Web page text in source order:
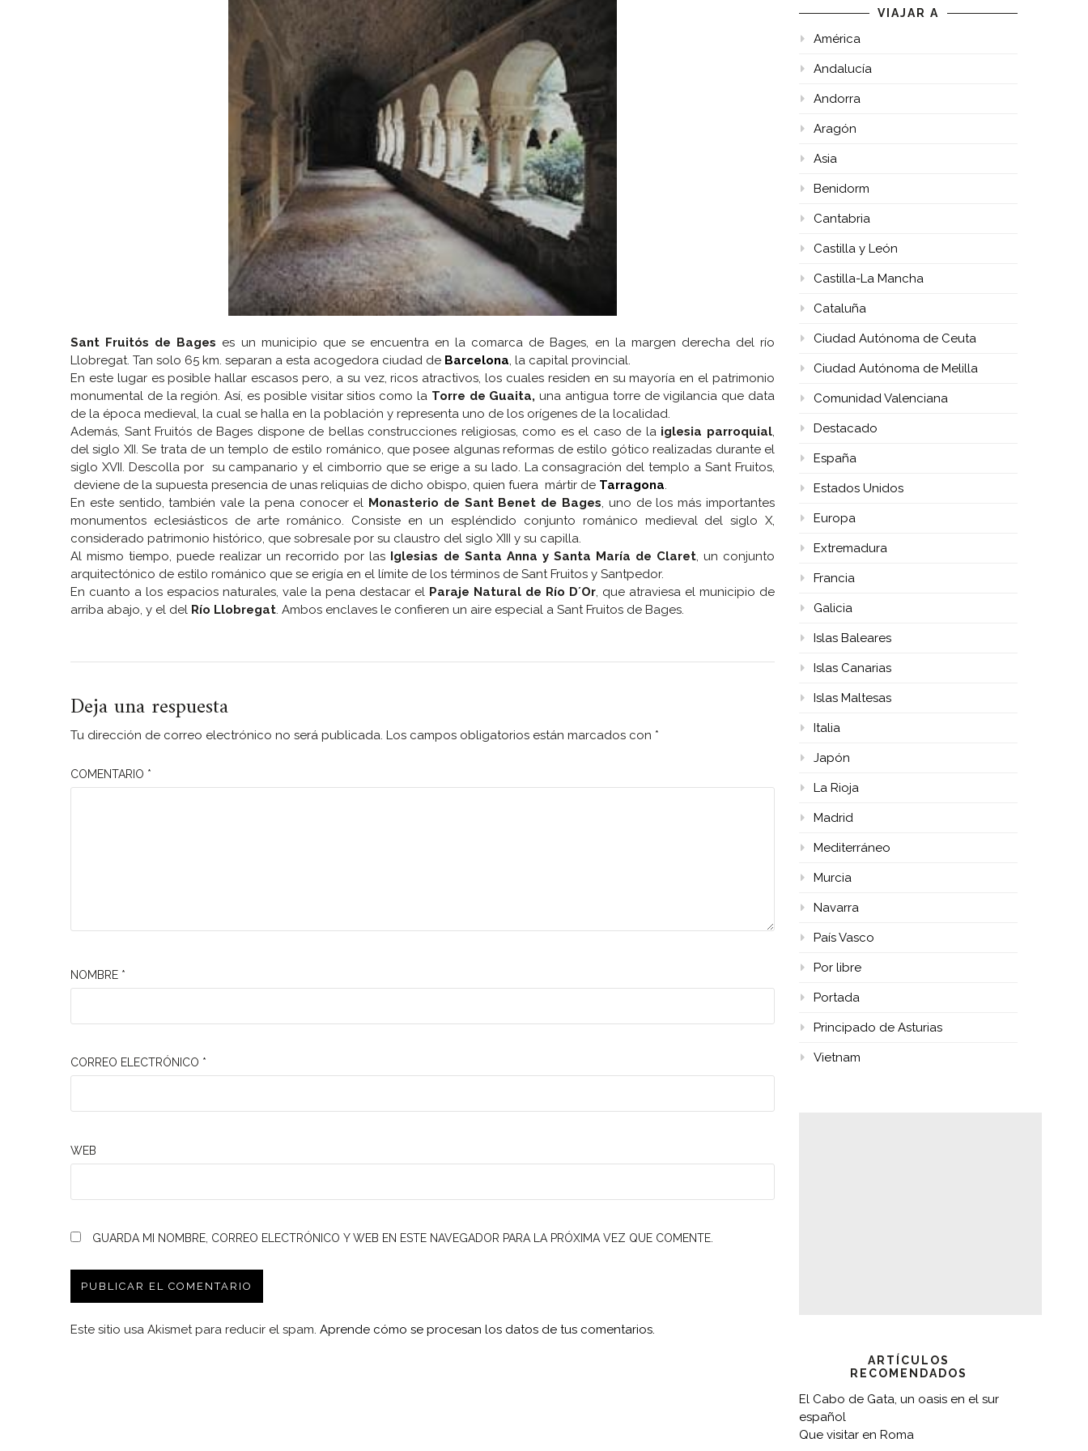
Sant Fruitós de Bages es un municipio que se encuentra en la comarca de Bages, en la margen derecha del río
Llobregat. Tan solo 65 km. separan a esta acogedora ciudad de Barcelona, la capital provincial.
En este lugar es posible hallar escasos pero, a su vez, ricos atractivos, los cuales residen en su mayoría en el patrimonio
monumental de la región. Así, es posible visitar sitios como la Torre de Guaita, una antigua torre de vigilancia que data
de la época medieval, la cual se halla en la población y representa uno de los orígenes de la localidad.
Además, Sant Fruitós de Bages dispone de bellas construcciones religiosas, como es el caso de la iglesia parroquial,
del siglo XII. Se trata de un templo de estilo románico, que posee algunas reformas de estilo gótico realizadas durante el
siglo XVII. Descolla por su campanario y el cimborrio que se erige a su lado. La consagración del templo a Sant Fruitos,
deviene de la supuesta presencia de unas reliquias de dicho obispo, quien fuera mártir de Tarragona.
En este sentido, también vale la pena conocer el Monasterio de Sant Benet de Bages, uno de los más importantes
monumentos eclesiásticos de arte románico. Consiste en un espléndido conjunto románico medieval del siglo X,
considerado patrimonio histórico, que sobresale por su claustro del siglo XIII y su capilla.
Al mismo tiempo, puede realizar un recorrido por las Iglesias de Santa Anna y Santa María de Claret, un conjunto
arquitectónico de estilo románico que se erigía en el límite de los términos de Sant Fruitos y Santpedor.
En cuanto a los espacios naturales, vale la pena destacar el Paraje Natural de Río D´Or, que atraviesa el municipio de
arriba abajo, y el del Río Llobregat. Ambos enclaves le confieren un aire especial a Sant Fruitos de Bages.
Deja una respuesta
Tu dirección de correo electrónico no será publicada. Los campos obligatorios están marcados con *
COMENTARIO *
NOMBRE *
CORREO ELECTRÓNICO *
WEB
GUARDA MI NOMBRE, CORREO ELECTRÓNICO Y WEB EN ESTE NAVEGADOR PARA LA PRÓXIMA VEZ QUE COMENTE.
Este sitio usa Akismet para reducir el spam. Aprende cómo se procesan los datos de tus comentarios.
VIAJAR A
América
Andalucía
Andorra
Aragón
Asia
Benidorm
Cantabria
Castilla y León
Castilla-La Mancha
Cataluña
Ciudad Autónoma de Ceuta
Ciudad Autónoma de Melilla
Comunidad Valenciana
Destacado
España
Estados Unidos
Europa
Extremadura
Francia
Galicia
Islas Baleares
Islas Canarias
Islas Maltesas
Italia
Japón
La Rioja
Madrid
Mediterráneo
Murcia
Navarra
País Vasco
Por libre
Portada
Principado de Asturias
Vietnam
ARTÍCULOS
RECOMENDADOS
El Cabo de Gata, un oasis en el sur
español
Que visitar en Roma